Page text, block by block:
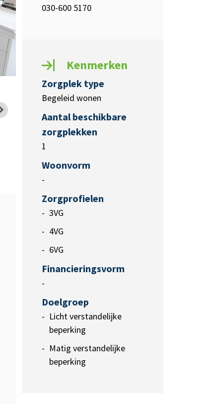
030-600 5170
Kenmerken
Zorgplek type
Begeleid wonen
Aantal beschikbare
zorgplekken
1
Woonvorm
-
Zorgprofielen
3VG
4VG
6VG
Financieringsvorm
-
Doelgroep
Licht verstandelijke
beperking
Matig verstandelijke
beperking